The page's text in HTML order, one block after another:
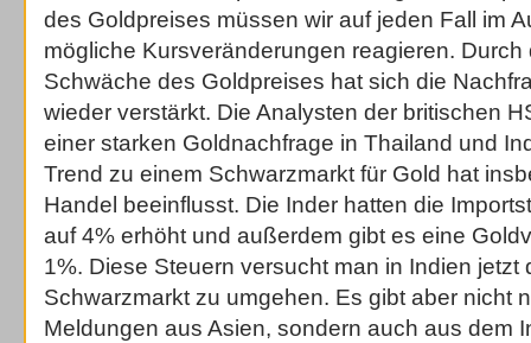
des Goldpreises müssen wir auf jeden Fall im
mögliche Kursveränderungen reagieren. Durch
Schwäche des Goldpreises hat sich die
wieder verstärkt. Die Analysten der britischen
einer starken Goldnachfrage in Thailand und
Trend zu einem Schwarzmarkt für Gold hat
Handel beeinflusst. Die Inder hatten die
auf 4% erhöht und außerdem gibt es eine
1%. Diese Steuern versucht man in Indien jetzt
Schwarzmarkt zu umgehen. Es gibt aber nicht
Meldungen aus Asien, sondern auch aus dem